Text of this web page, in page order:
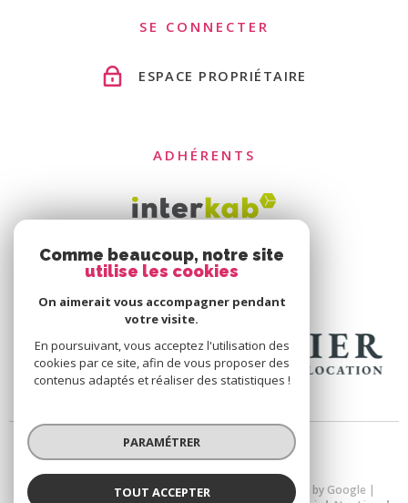
SE CONNECTER
ESPACE PROPRIÉTAIRE
ADHÉRENTS
© 2026 | Tous droits réservés | Traduction powered by Google |
Comme beaucoup, notre site
utilise les cookies
On aimerait vous accompagner pendant
votre visite.
En poursuivant, vous acceptez l'utilisation des
cookies par ce site, afin de vous proposer des
contenus adaptés et réaliser des statistiques !
PARAMÉTRER
TOUT ACCEPTER